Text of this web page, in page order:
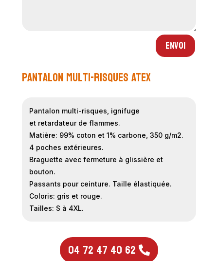
Envoi
Pantalon multi-risques ATEX
Pantalon multi-risques, ignifuge
et retardateur de flammes.
Matière: 99% coton et 1% carbone, 350 g/m2.
4 poches extérieures.
Braguette avec fermeture à glissière et
bouton.
Passants pour ceinture. Taille élastiquée.
Coloris: gris et rouge.
Tailles: S à 4XL.
04 72 47 40 62